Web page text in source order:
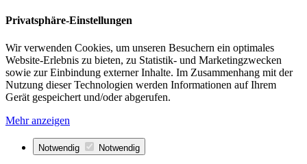
Privatsphäre-Einstellungen
Wir verwenden Cookies, um unseren Besuchern ein optimales
Website-Erlebnis zu bieten, zu Statistik- und Marketingzwecken
sowie zur Einbindung externer Inhalte. Im Zusammenhang mit der
Nutzung dieser Technologien werden Informationen auf Ihrem
Gerät gespeichert und/oder abgerufen.
Mehr anzeigen
Notwendig Notwendig